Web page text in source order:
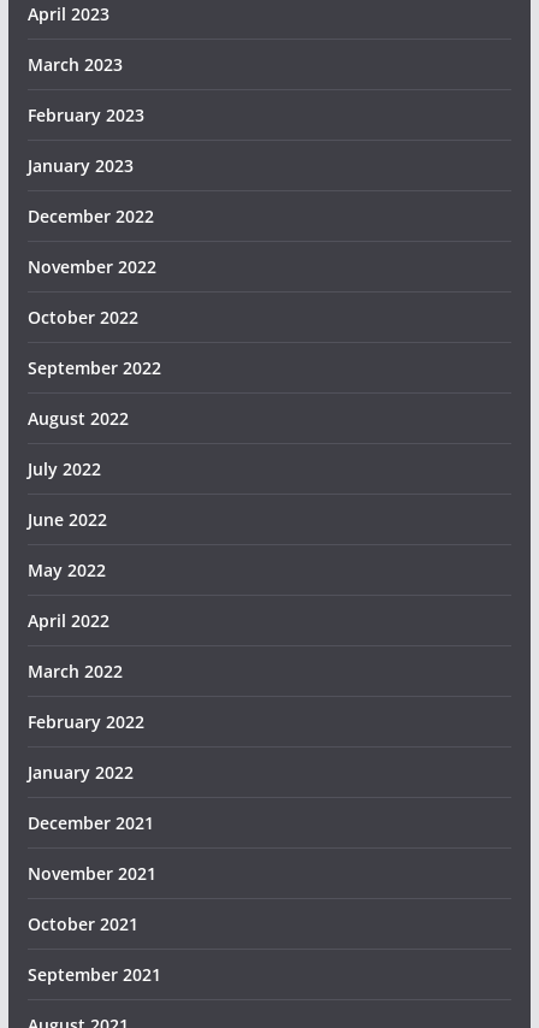
April 2023
March 2023
February 2023
January 2023
December 2022
November 2022
October 2022
September 2022
August 2022
July 2022
June 2022
May 2022
April 2022
March 2022
February 2022
January 2022
December 2021
November 2021
October 2021
September 2021